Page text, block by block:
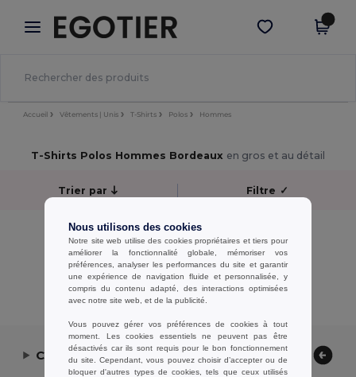
× Appli Egotier
Meilleurs prix sur l’app !
Obtenir l'appli
Accueil Vêtements | Unis T-Shirts Polos Hommes
T-Shirts Polos Hommes Bordeaux en gros et au détail
Trier par Filtre ✓
Aucun résultat.
Aucun résultat.
Affichage De Tous Les Produits.
Contactez-nous
Nous utilisons des cookies
Notre site web utilise des cookies propriétaires et tiers pour
améliorer la fonctionnalité globale, mémoriser vos
préférences, analyser les performances du site et garantir
une expérience de navigation fluide et personnalisée, y
compris du contenu adapté, des interactions optimisées
avec notre site web, et de la publicité.
Vous pouvez gérer vos préférences de cookies à tout
moment. Les cookies essentiels ne peuvent pas être
désactivés car ils sont requis pour le bon fonctionnement
du site. Cependant, vous pouvez choisir d’accepter ou de
bloquer d'autres types de cookies, tels que ceux utilisés